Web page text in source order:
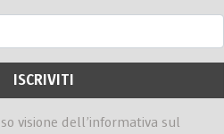
visione dell’informativa sul